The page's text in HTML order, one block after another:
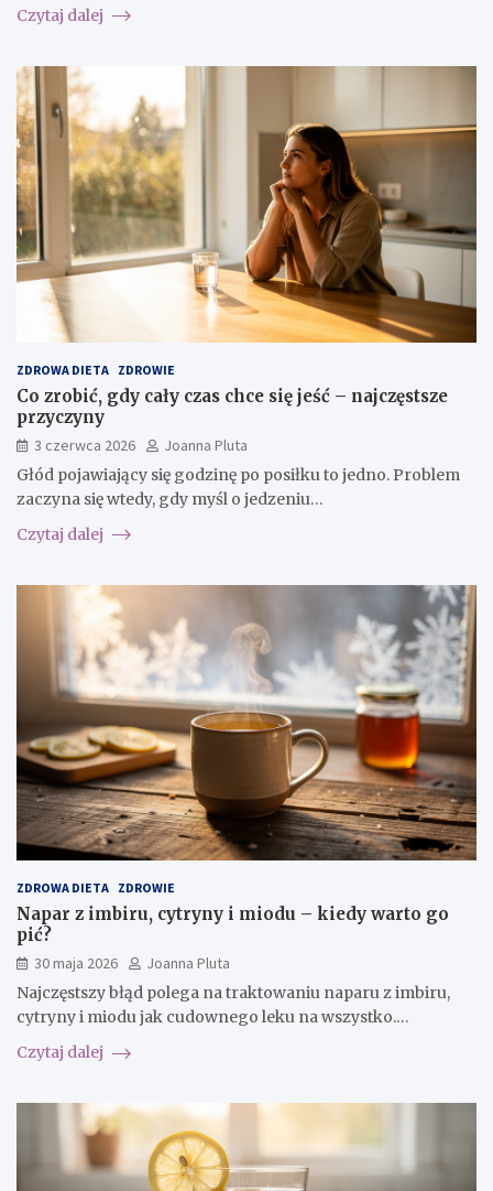
Czytaj dalej
ZDROWA DIETA ZDROWIE
Co zrobić, gdy cały czas chce się jeść – najczęstsze
przyczyny
3 czerwca 2026
Joanna Pluta
Głód pojawiający się godzinę po posiłku to jedno. Problem
zaczyna się wtedy, gdy myśl o jedzeniu…
Czytaj dalej
ZDROWA DIETA ZDROWIE
Napar z imbiru, cytryny i miodu – kiedy warto go
pić?
30 maja 2026
Joanna Pluta
Najczęstszy błąd polega na traktowaniu naparu z imbiru,
cytryny i miodu jak cudownego leku na wszystko.…
Czytaj dalej